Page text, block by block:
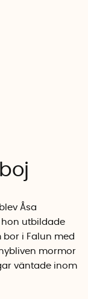
Åsa
utbildade
i Falun med
mormor
väntade inom